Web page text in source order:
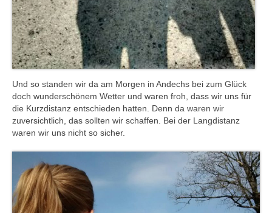
Und so standen wir da am Morgen in Andechs bei zum Glück
doch wunderschönem Wetter und waren froh, dass wir uns für
die Kurzdistanz entschieden hatten. Denn da waren wir
zuversichtlich, das sollten wir schaffen. Bei der Langdistanz
waren wir uns nicht so sicher.